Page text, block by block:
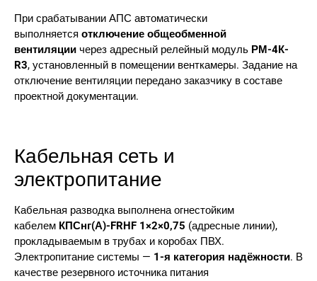
При срабатывании АПС автоматически
выполняется отключение общеобменной
вентиляции через адресный релейный модуль РМ-4К-
R3, установленный в помещении венткамеры. Задание на
отключение вентиляции передано заказчику в составе
проектной документации.
Кабельная сеть и
электропитание
Кабельная разводка выполнена огнестойким
кабелем КПСнг(А)-FRHF 1×2×0,75 (адресные линии),
прокладываемым в трубах и коробах ПВХ.
Электропитание системы — 1-я категория надёжности. В
качестве резервного источника питания